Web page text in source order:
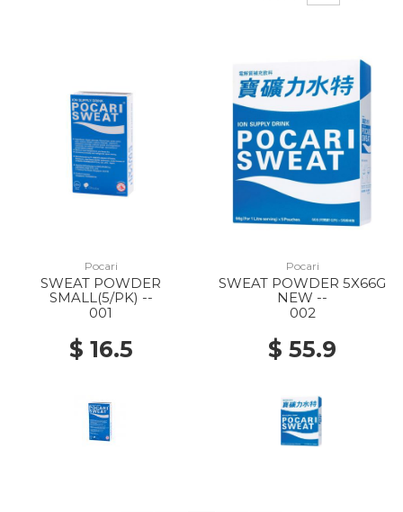
Pocari
SWEAT POWDER
SMALL(5/PK) --
001
$ 16.5
Pocari
SWEAT POWDER 5X66G
NEW --
002
$ 55.9